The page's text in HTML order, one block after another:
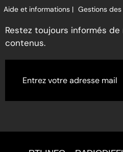
Aide et informations | Gestions
Restez toujours informés
contenus.